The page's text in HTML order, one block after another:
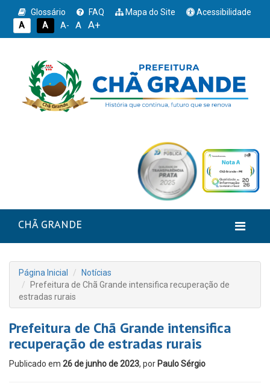
Glossário FAQ Mapa do Site
Acessibilidade
A
A A- A A+
CHÃ GRANDE
Página Inicial
Notícias
Prefeitura de Chã Grande intensifica recuperação de
estradas rurais
Prefeitura de Chã Grande intensifica
recuperação de estradas rurais
Publicado em 26 de junho de 2023, por Paulo Sérgio